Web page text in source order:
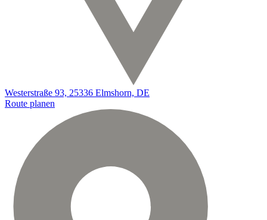
Westerstraße 93, 25336 Elmshorn, DE
Route planen